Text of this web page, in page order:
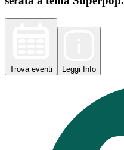
Trova eventi Leggi Info